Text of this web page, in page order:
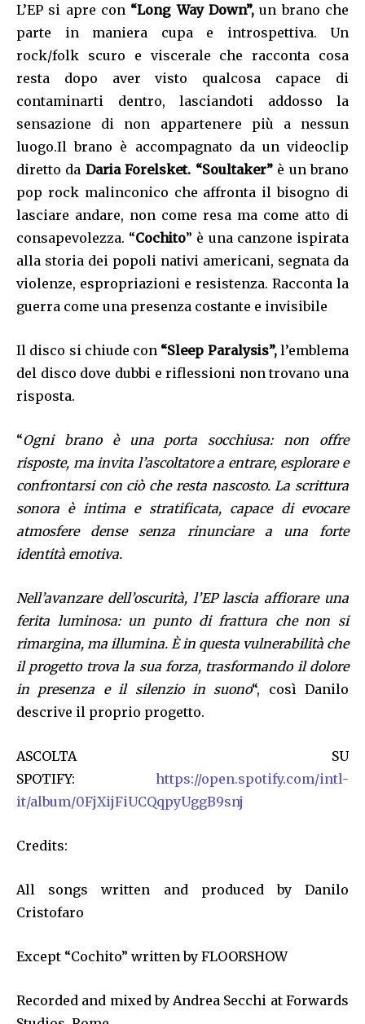
L’EP si apre con “Long Way Down”, un brano che
parte in maniera cupa e introspettiva. Un
rock/folk scuro e viscerale che racconta cosa
resta dopo aver visto qualcosa capace di
contaminarti dentro, lasciandoti addosso la
sensazione di non appartenere più a nessun
luogo.Il brano è accompagnato da un videoclip
diretto da Daria Forelsket. “Soultaker”è un brano
pop rock malinconico che affronta il bisogno di
lasciare andare, non come resa ma come atto di
consapevolezza. “Cochito” è una canzone ispirata
alla storia dei popoli nativi americani, segnata da
violenze, espropriazioni e resistenza. Racconta la
guerra come una presenza costante e invisibile
Il disco si chiude con “Sleep Paralysis”,l’emblema
del disco dove dubbi e riflessioni non trovano una
risposta.
“Ogni brano è una porta socchiusa: non offre
risposte, ma invita l’ascoltatore a entrare, esplorare e
confrontarsi con ciò che resta nascosto. La scrittura
sonora è intima e stratificata, capace di evocare
atmosfere dense senza rinunciare a una forte
identità emotiva.
Nell’avanzare dell’oscurità, l’EP lascia affiorare una
ferita luminosa: un punto di frattura che non si
rimargina, ma illumina. È in questa vulnerabilità che
il progetto trova la sua forza, trasformando il dolore
in presenza e il silenzio in suono“, così Danilo
descrive il proprio progetto.
ASCOLTA SU
SPOTIFY: https://open.spotify.com/intl-
it/album/0FjXijFiUCQqpyUggB9snj
Credits:
All songs written and produced by Danilo
Cristofaro
Except “Cochito” written by FLOORSHOW
Recorded and mixed by Andrea Secchi at Forwards